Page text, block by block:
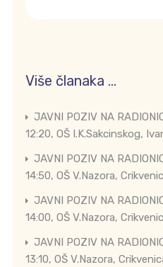
Više članaka …
JAVNI POZIV NA
12:20, OŠ I.K.Sakcinskog,
JAVNI POZIV NA
14:50, OŠ V.Nazora,
JAVNI POZIV NA
14:00, OŠ V.Nazora,
JAVNI POZIV NA
13:10, OŠ V.Nazora,